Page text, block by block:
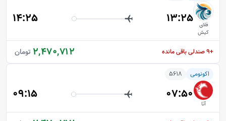
فلای
کیش
13:25
14:25
2,470,712 تومان +9 صندلی باقی مانده
اکونومی 5618
آتا
07:50
09:15